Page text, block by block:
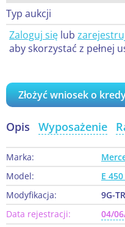
Typ aukcji
Zaloguj się lub
aby skorzystać z pełnej
Złożyć wniosek o
Opis Wyposażenie
Marka:
Model:
E
Modyfikacja:
9G-
Data rejestracji:
04/